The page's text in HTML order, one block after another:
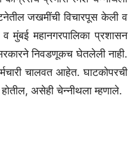
जखमींची विचारपूस केली व
व मुंबई महानगरपालिका प्रशासन
सरकारने निवडणूकच घेतलेली नाही.
चालवत आहेत. घाटकोपरची
होतील, असेही चेन्नीथला म्हणाले.